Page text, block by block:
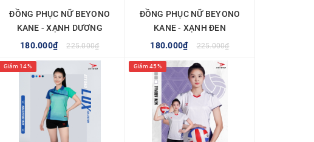
ĐỒNG PHỤC NỮ BEYONO
KANE - XẠNH DƯƠNG
180.000₫
225.000₫
TÙY CHỌN
ĐỒNG PHỤC NỮ BEYONO
KANE - XẠNH ĐEN
180.000₫
225.000₫
MUA NGAY
Giảm 14% Giảm 45%